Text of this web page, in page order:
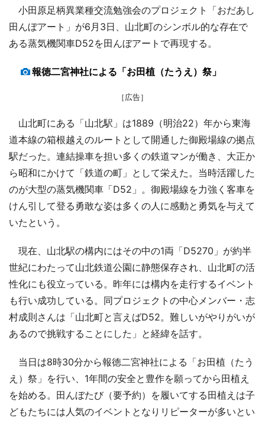
小田原足柄異業種交流勉強会のプロジェクト「おだあし
田んぼアート」が6月3日、山北町のシンボル的な存在で
ある蒸気機関車D52を田んぼアートで再現する。
報徳二宮神社による「お田植（たうえ）祭」
［広告］
山北町にある「山北駅」は1889（明治22）年から東海
道本線の箱根越えのルートとして開通した御殿場線の拠点
駅だった。連結操車を担い多くの鉄道マンが働き、大正か
ら昭和にかけて「鉄道の町」として栄えた。当時活躍した
のが大型の蒸気機関車「D52」。御殿場線を力強く客車を
けん引して登る勇敢な姿は多くの人に感動と勇気を与えて
いたという。
現在、山北駅の構内にはその中の1両「D5270」が約半
世紀にわたって山北鉄道公園に静態保存され、山北町の活
性化にも役立っている。昨年には構内を走行するイベント
も行い成功している。同プロジェクトの中心メンバー・志
村成則さんは「山北町と言えばD52。難しいがやりがいが
あるので挑戦することにした」と経緯を話す。
当日は8時30分から報徳二宮神社による「お田植（たう
え）祭」を行い、1年間の安全と豊作を願ってから田植え
を始める。田んぼたび（要予約）を履いてする田植えは子
どもたちには人気のイベントとなりリピーターが多いとい